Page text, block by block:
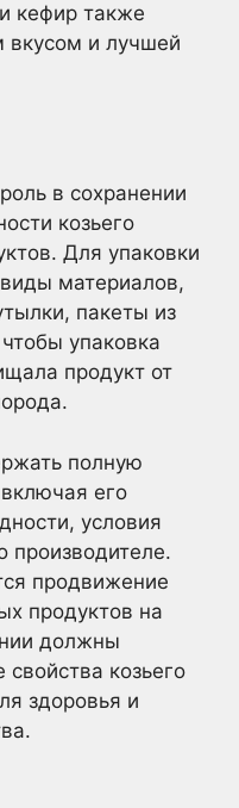
кефир также
вкусом и лучшей
в сохранении
козьего
Для упаковки
материалов,
пакеты из
упаковка
продукт от
полную
его
условия
производителе.
продвижение
продуктов на
должны
козьего
здоровья и